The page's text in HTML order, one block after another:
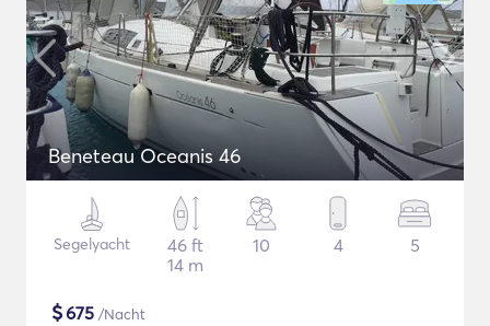
Beneteau Oceanis 46
Segelyacht
46 ft
14 m
10 4 5
$675 /Nacht